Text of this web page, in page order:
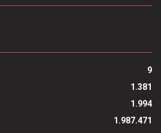
9
1.381
1.994
1.987.471